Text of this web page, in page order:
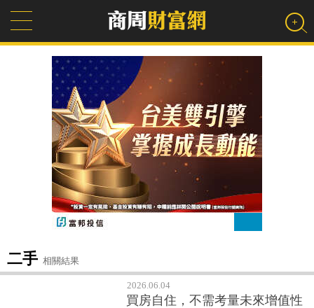
二手 相關結果
2026.06.04
買房自住，不需考量未來增值性